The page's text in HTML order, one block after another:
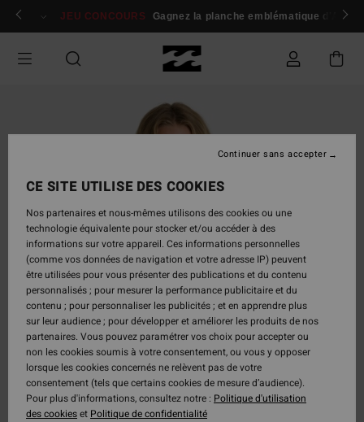
Passer
Se connecter / s'inscrire
JEU CONCOURS Gagnez la planche emblématique d'Andy
CE SITE UTILISE DES COOKIES
Nos partenaires et nous-mêmes utilisons des cookies ou une
technologie équivalente pour stocker et/ou accéder à des
informations sur votre appareil. Ces informations personnelles
(comme vos données de navigation et votre adresse IP) peuvent
être utilisées pour vous présenter des publications et du contenu
personnalisés ; pour mesurer la performance publicitaire et du
contenu ; pour personnaliser les publicités ; et en apprendre plus
sur leur audience ; pour développer et améliorer les produits de nos
partenaires. Vous pouvez paramétrer vos choix pour accepter ou
non les cookies soumis à votre consentement, ou vous y opposer
lorsque les cookies concernés ne relèvent pas de votre
consentement (tels que certains cookies de mesure d’audience).
Pour plus d'informations, consultez notre : Politique d'utilisation
des cookieset Politique de confidentialité
Continuer sans accepter